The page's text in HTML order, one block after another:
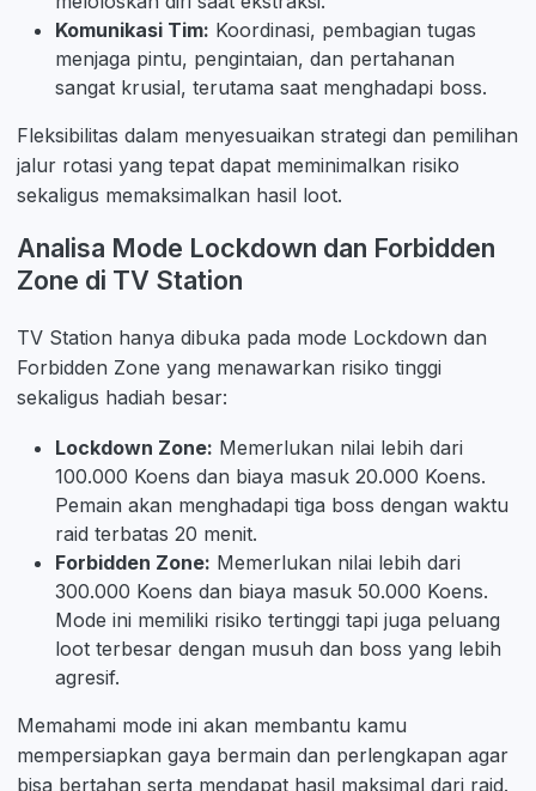
Komunikasi Tim: Koordinasi, pembagian tugas
menjaga pintu, pengintaian, dan pertahanan
sangat krusial, terutama saat menghadapi boss.
Fleksibilitas dalam menyesuaikan strategi dan pemilihan
jalur rotasi yang tepat dapat meminimalkan risiko
sekaligus memaksimalkan hasil loot.
Analisa Mode Lockdown dan Forbidden
Zone di TV Station
TV Station hanya dibuka pada mode Lockdown dan
Forbidden Zone yang menawarkan risiko tinggi
sekaligus hadiah besar:
Lockdown Zone: Memerlukan nilai lebih dari
100.000 Koens dan biaya masuk 20.000 Koens.
Pemain akan menghadapi tiga boss dengan waktu
raid terbatas 20 menit.
Forbidden Zone: Memerlukan nilai lebih dari
300.000 Koens dan biaya masuk 50.000 Koens.
Mode ini memiliki risiko tertinggi tapi juga peluang
loot terbesar dengan musuh dan boss yang lebih
agresif.
Memahami mode ini akan membantu kamu
mempersiapkan gaya bermain dan perlengkapan agar
bisa bertahan serta mendapat hasil maksimal dari raid.